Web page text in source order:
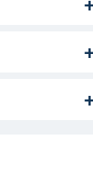
đổi danh mục
nhấp